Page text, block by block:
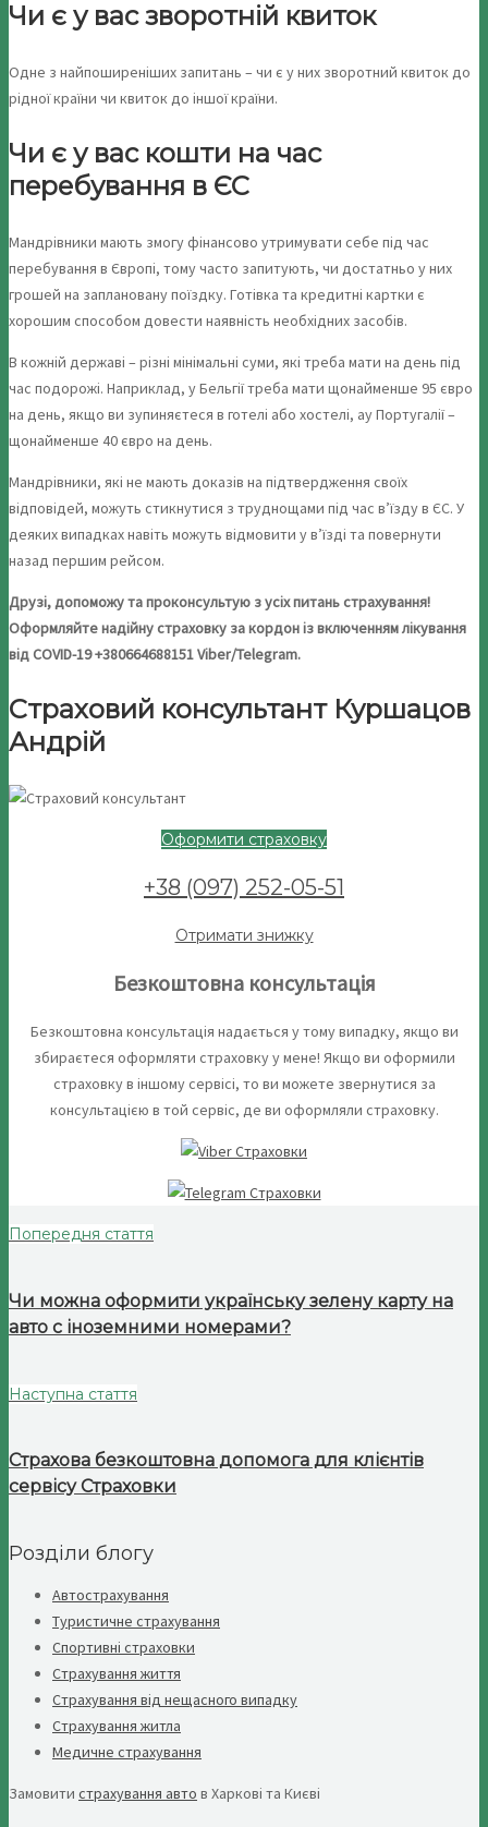
Чи є у вас зворотній квиток
Одне з найпоширеніших запитань – чи є у них зворотний квиток до
рідної країни чи квиток до іншої країни.
Чи є у вас кошти на час
перебування в ЄС
Мандрівники мають змогу фінансово утримувати себе під час
перебування в Європі, тому часто запитують, чи достатньо у них
грошей на заплановану поїздку. Готівка та кредитні картки є
хорошим способом довести наявність необхідних засобів.
В кожній державі – різні мінімальні суми, які треба мати на день під
час подорожі. Наприклад, у Бельгії треба мати щонайменше 95 євро
на день, якщо ви зупиняєтеся в готелі або хостелі, ау Португалії –
щонайменше 40 євро на день.
Мандрівники, які не мають доказів на підтвердження своїх
відповідей, можуть стикнутися з труднощами під час в’їзду в ЄС. У
деяких випадках навіть можуть відмовити у в’їзді та повернути
назад першим рейсом.
Друзі, допоможу та проконсультую з усіх питань страхування!
Оформляйте надійну страховку за кордон із включенням лікування
від COVID-19 +380664688151 Viber/Telegram.
Страховий консультант Куршацов
Андрій
Оформити страховку
+38 (097) 252-05-51
Отримати знижку
Безкоштовна консультація
Безкоштовна консультація надається у тому випадку, якщо ви
збираєтеся оформляти страховку у мене! Якщо ви оформили
страховку в іншому сервісі, то ви можете звернутися за
консультацією в той сервіс, де ви оформляли страховку.
Попередня стаття
Чи можна оформити українську зелену карту на
авто с іноземними номерами?
Наступна стаття
Страхова безкоштовна допомога для клієнтів
сервісу Страховки
Розділи блогу
Автострахування
Туристичне страхування
Спортивні страховки
Страхування життя
Страхування від нещасного випадку
Страхування житла
Медичне страхування
Замовити страхування авто в Харкові та Києві